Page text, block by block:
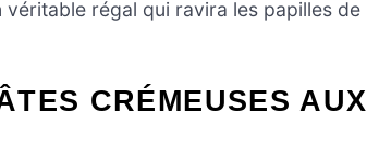
véritable régal qui ravira les papilles de
CRÉMEUSES AUX